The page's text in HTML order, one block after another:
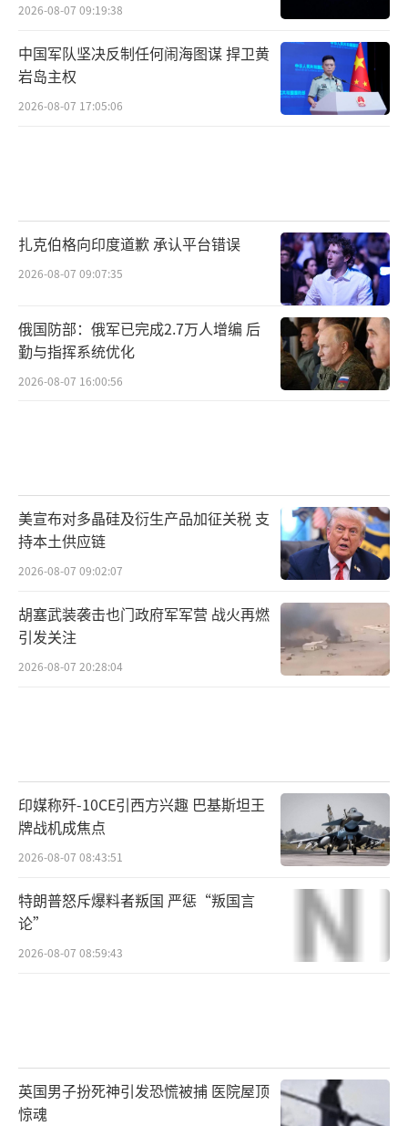
阿塔虽未公开支持巴塔的分裂诉求，但常
以“杜兰德线不合法”为由，反对巴基斯坦在
边境地区的军事部署，这使得巴塔问题与边界
争端形成“共振效应”，让巴阿矛盾更难化
根本改变，只要巴基斯坦无法彻底消除巴塔的
威胁，巴阿边境的冲突就可能反复上演。
而对于巴基斯坦而言，如何在打击巴塔与
维系对阿关系之间找到平衡，将是其面临的最
棘手难题——毕竟，军事打击能摧毁巴塔的营
地，却无法根除滋生极端主义的土壤，更无法
2026-08-07 09:19:38
中国军队坚决反制任何闹海图谋 捍卫黄
岩岛主权
2026-08-07 17:05:06
扎克伯格向印度道歉 承认平台错误
2026-08-07 09:07:35
俄国防部：俄军已完成2.7万人增编 后
勤与指挥系统优化
2026-08-07 16:00:56
美宣布对多晶硅及衍生产品加征关税 支
持本土供应链
2026-08-07 09:02:07
胡塞武装袭击也门政府军军营 战火再燃
引发关注
2026-08-07 20:28:04
印媒称歼-10CE引西方兴趣 巴基斯坦王
牌战机成焦点
2026-08-07 08:43:51
特朗普怒斥爆料者叛国 严惩“叛国言
论”
2026-08-07 08:59:43
英国男子扮死神引发恐慌被捕 医院屋顶
惊魂